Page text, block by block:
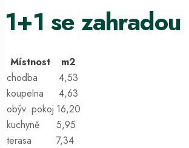
1+1 se zahradou
Místnost
m2
chodba
4,53
koupelna
4,63
obýv. pokoj 16,20
kuchyně
5,95
terasa
7,34